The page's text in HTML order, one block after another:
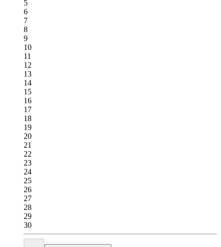
5
6
7
8
9
10
11
12
13
14
15
16
17
18
19
20
21
22
23
24
25
26
27
28
29
30